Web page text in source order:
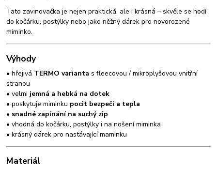
Tato zavinovačka je nejen praktická, ale i krásná – skvěle se hodí
do kočárku, postýlky nebo jako něžný dárek pro novorozené
miminko.
Výhody
• hřejivá TERMO varianta s fleecovou / mikroplyšovou vnitřní
stranou
• velmi jemná a hebká na dotek
• poskytuje miminku pocit bezpečí a tepla
• snadné zapínání na suchý zip
• vhodná do kočárku, postýlky i na nošení miminka
• krásný dárek pro nastávající maminku
Materiál